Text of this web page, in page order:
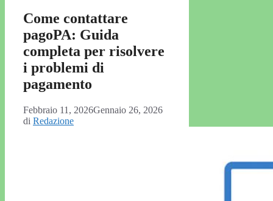
Come contattare
pagoPA: Guida
completa per risolvere
i problemi di
pagamento
Febbraio 11, 2026Gennaio 26, 2026
di Redazione